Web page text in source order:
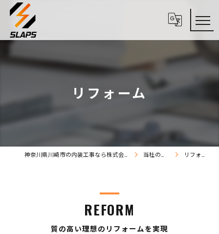
リフォーム
当社の特徴 リフォーム
質の高い理想のリフォームを実現
REFORM